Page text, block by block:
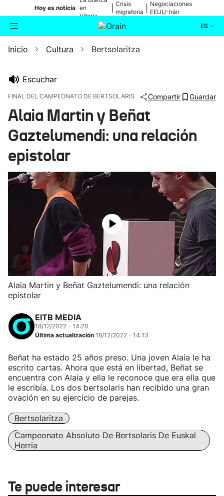
Hoy es noticia en
Vitoria-
Gasteiz
Crisis
migratoria
Negociaciones
EEUU-Irán
ES
Buscador Actualidad
Ikusmiran
Inicio Cultura Bertsolaritza
Escuchar
FINAL DEL CAMPEONATO DE BERTSOLARIS Compartir Guardar
Alaia Martin y Beñat
Gaztelumendi: una relación
epistolar
Alaia Martin y Beñat Gaztelumendi: una relación
epistolar
EITB MEDIA
18/12/2022 - 14:20
Última actualización 18/12/2022 - 14:13
Beñat ha estado 25 años preso. Una joven Alaia le ha
escrito cartas. Ahora que está en libertad, Beñat se
encuentra con Alaia y ella le reconoce que era ella que
le escribía. Los dos bertsolaris han recibido una gran
ovación en su ejercicio de parejas.
Bertsolaritza
Campeonato Absoluto De Bertsolaris De Euskal
Herria
Te puede interesar